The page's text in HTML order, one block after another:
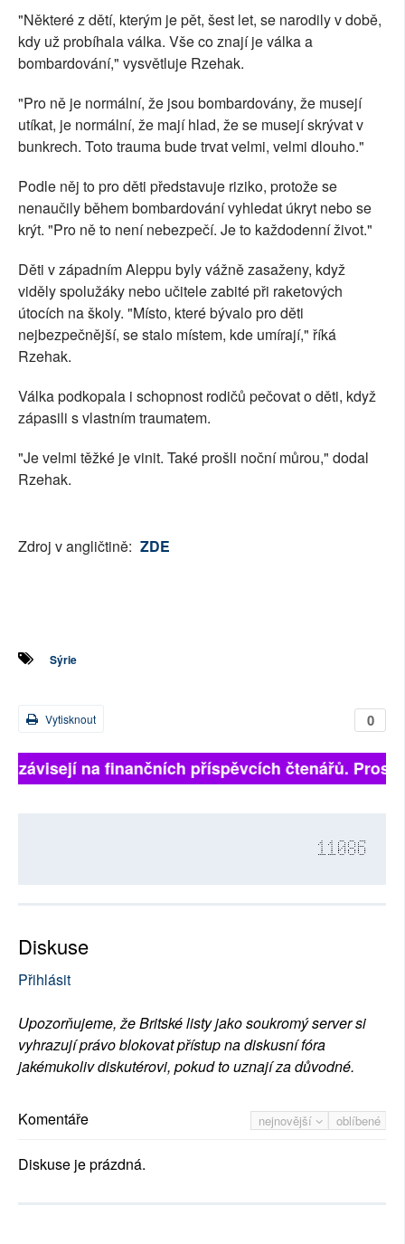
"Některé z dětí, kterým je pět, šest let, se narodily v době,
kdy už probíhala válka. Vše co znají je válka a
bombardování," vysvětluje Rzehak.
"Pro ně je normální, že jsou bombardovány, že musejí
utíkat, je normální, že mají hlad, že se musejí skrývat v
bunkrech. Toto trauma bude trvat velmi, velmi dlouho."
Podle něj to pro děti představuje riziko, protože se
nenaučily během bombardování vyhledat úkryt nebo se
krýt. "Pro ně to není nebezpečí. Je to každodenní život."
Děti v západním Aleppu byly vážně zasaženy, když
viděly spolužáky nebo učitele zabité při raketových
útocích na školy. "Místo, které bývalo pro děti
nejbezpečnější, se stalo místem, kde umírají," říká
Rzehak.
Válka podkopala i schopnost rodičů pečovat o děti, když
zápasili s vlastním traumatem.
"Je velmi těžké je vinit. Také prošli noční můrou," dodal
Rzehak.
Zdroj v angličtině: ZDE
Sýrie
0
Vytisknout
závisejí na finančních příspěvcích čtenářů.
11086
Diskuse
Přihlásit
Upozorňujeme, že Britské listy jako soukromý server si
vyhrazují právo blokovat přístup na diskusní fóra
jakémukoliv diskutérovi, pokud to uznají za důvodné.
nejnovější oblíbené
Komentáře
Diskuse je prázdná.